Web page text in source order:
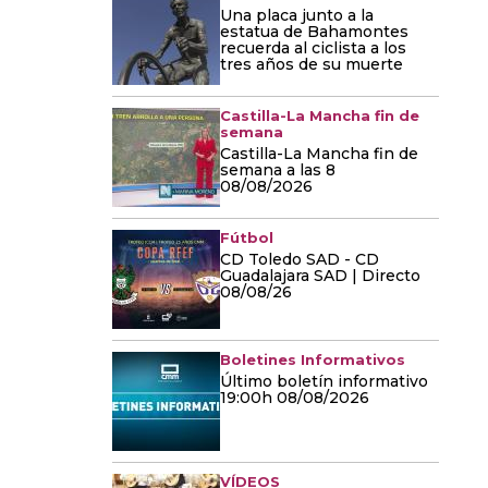
Una placa junto a la
estatua de Bahamontes
recuerda al ciclista a los
tres años de su muerte
Castilla-La Mancha fin de
semana
Castilla-La Mancha fin de
semana a las 8
08/08/2026
Fútbol
CD Toledo SAD - CD
Guadalajara SAD | Directo
08/08/26
Boletines Informativos
Último boletín informativo
19:00h 08/08/2026
VÍDEOS